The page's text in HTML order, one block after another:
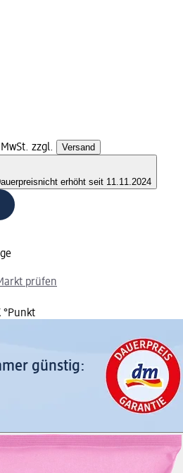
zzgl. Versand
nicht erhöht seit 11.11.2024
prüfen
°Punkt
günstig: